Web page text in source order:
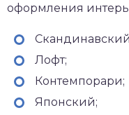
оформления
Лофт;
Контемпорари;
Японский;